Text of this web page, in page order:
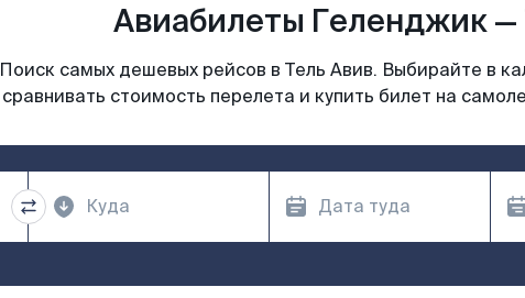
Авиабилеты Геленджик —
Поиск самых дешевых рейсов в Тель Авив. Выбирайте в
сравнивать стоимость перелета и купить билет на